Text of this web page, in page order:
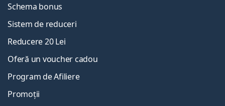
Schema bonus
Sistem de reduceri
Reducere 20 Lei
Oferă un voucher cadou
Program de Afiliere
Promoții